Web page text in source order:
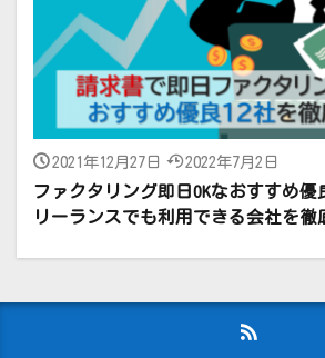
2021年12月27日 2022年7月2日
ファクタリング即日OKなおすすめ優
リーランスでも利用できる会社を徹